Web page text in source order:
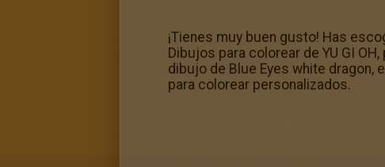
¡Tienes muy buen gusto! Has
Dibujos para colorear de YU GI
dibujo de Blue Eyes white dragon,
para colorear personalizados.